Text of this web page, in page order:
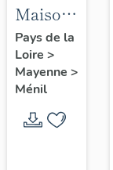
Maison
de
maître
Pays de la
Loire >
Mayenne >
Ménil